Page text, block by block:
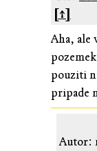
[↑]
Aha, ale
pouziti
pripade
Autor: